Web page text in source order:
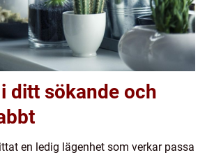
ditt sökande och
en ledig lägenhet som verkar passa